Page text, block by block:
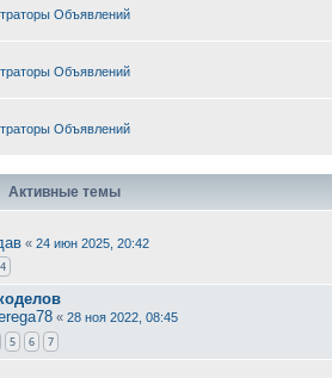
Объявлений
Объявлений
Объявлений
Активные темы
« 24 июн 2025, 20:42
4
« 28 ноя 2022, 08:45
5 6 7